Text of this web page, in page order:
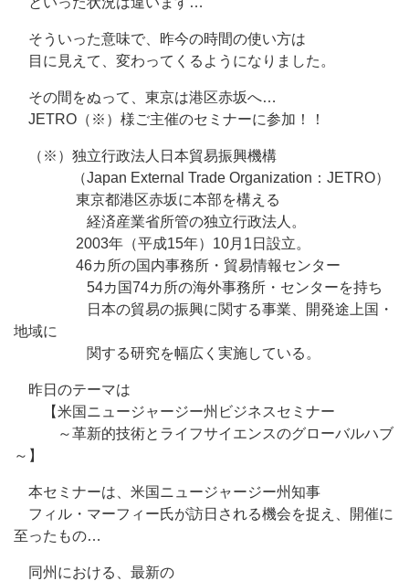
そういった意味で、昨今の時間の使い方は
目に見えて、変わってくるようになりました。
その間をぬって、東京は港区赤坂へ…
JETRO（※）様ご主催のセミナーに参加！！
（※）独立行政法人日本貿易振興機構
（Japan External Trade Organization：JETRO）
東京都港区赤坂に本部を構える
経済産業省所管の独立行政法人。
2003年（平成15年）10月1日設立。
46カ所の国内事務所・貿易情報センター
54カ国74カ所の海外事務所・センターを持ち
日本の貿易の振興に関する事業、開発途上国・
地域に
関する研究を幅広く実施している。
昨日のテーマは
【米国ニュージャージー州ビジネスセミナー
～革新的技術とライフサイエンスのグローバルハブ
～】
本セミナーは、米国ニュージャージー州知事
フィル・マーフィー氏が訪日される機会を捉え、開催に
至ったもの…
同州における、最新の